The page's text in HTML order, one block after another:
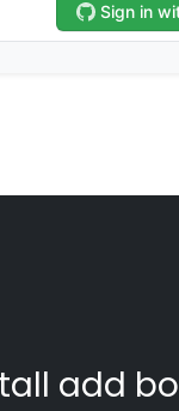
add